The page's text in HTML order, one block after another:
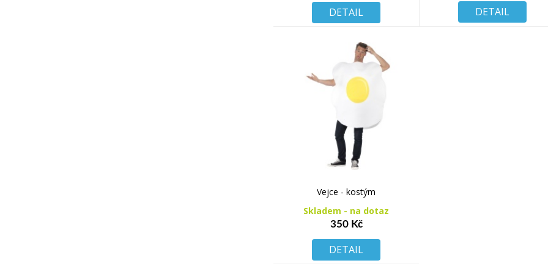
DETAIL DETAIL
Vejce - kostým
Skladem - na dotaz
350 Kč
DETAIL